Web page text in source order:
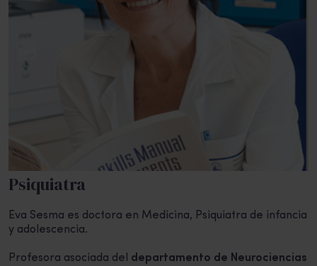
Psiquiatra
Eva Sesma es doctora en Medicina, Psiquiatra de infancia
y adolescencia.
Profesora asociada del departamento de Neurociencias